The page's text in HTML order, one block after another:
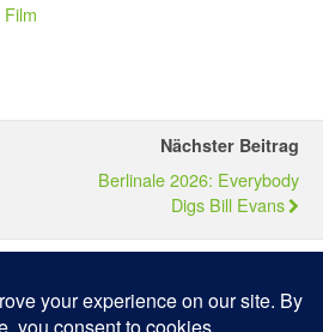
Film
Nächster Beitrag
Berlinale 2026: Everybody
Digs Bill Evans
Zum Seitenanfang